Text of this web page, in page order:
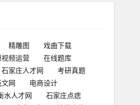
精雕图
戏曲下载
频运营
在线题库
石家庄人才网
考研真题
网
电商设计
水人才网
石家庄点痣